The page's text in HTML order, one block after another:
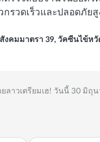
รวดเร็วและปลอดภัยสู
งคมมาตรา 39, วัคซีนไข้หวั
ลาวเตรียมเฮ! วันนี้ 30 มิถุ